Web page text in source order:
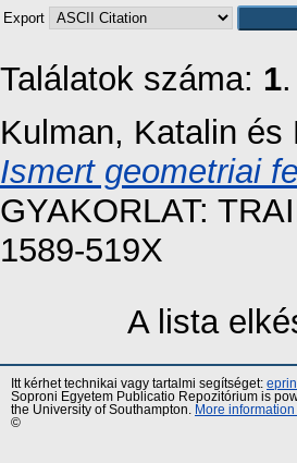
Export
Találatok száma: 1.
Kulman, Katalin és
Ismert geometriai
GYAKORLAT:
1589-519X
A lista
Itt kérhet technikai vagy tartalmi segítséget:
Soproni Egyetem Publicatio Repozitórium is
the University of Southampton.
More
©